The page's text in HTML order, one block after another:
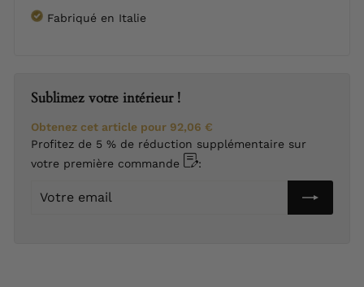
Fabriqué en Italie
Sublimez votre intérieur !
Obtenez cet article pour 92,06 €
Profitez de 5 % de réduction supplémentaire sur
votre première commande
:
Votre